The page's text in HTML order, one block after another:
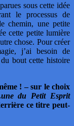
sous cette idée
le processus de
chemin, une petite
cette petite lumière
chose. Pour créer
j’ai besoin de
bout cette histoire
! – sur le choix
du Petit Esprit
ce titre peut-